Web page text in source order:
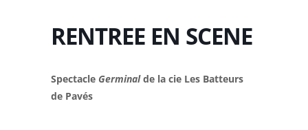
RENTREE EN SCENE
Spectacle Germinalde la cie Les Batteurs
de Pavés